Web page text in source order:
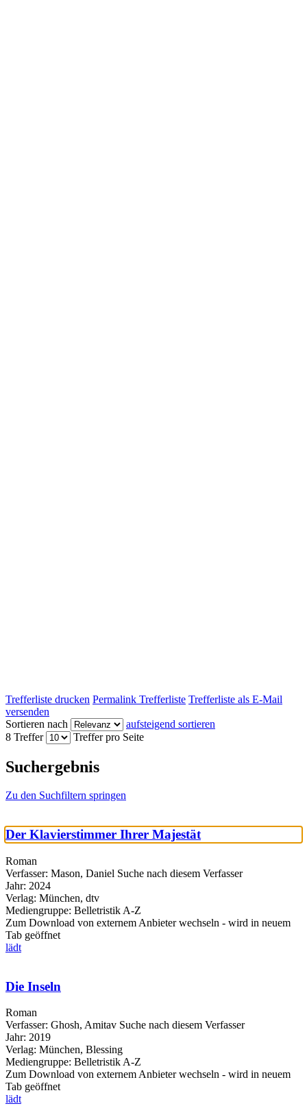
Trefferliste drucken Permalink Trefferliste Trefferliste als E-Mail
versenden
Sortieren nach
aufsteigend sortieren
8 Treffer
Treffer pro Seite
Suchergebnis
Zu den Suchfiltern springen
Der Klavierstimmer Ihrer Majestät
Roman
Verfasser: Mason, Daniel Suche nach diesem Verfasser
Jahr: 2024
Verlag: München, dtv
Mediengruppe: Belletristik A-Z
Zum Download von externem Anbieter wechseln - wird in neuem
Tab geöffnet
lädt
Die Inseln
Roman
Verfasser: Ghosh, Amitav Suche nach diesem Verfasser
Jahr: 2019
Verlag: München, Blessing
Mediengruppe: Belletristik A-Z
Zum Download von externem Anbieter wechseln - wird in neuem
Tab geöffnet
lädt